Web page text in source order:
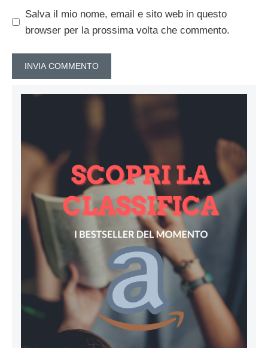
Salva il mio nome, email e sito web in questo
browser per la prossima volta che commento.